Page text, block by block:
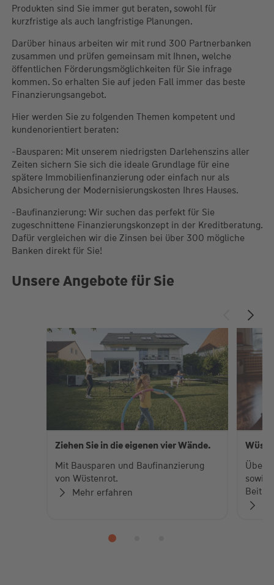
Produkten sind Sie immer gut beraten, sowohl für
kurzfristige als auch langfristige Planungen.
Darüber hinaus arbeiten wir mit rund 300 Partnerbanken
zusammen und prüfen gemeinsam mit Ihnen, welche
öffentlichen Förderungsmöglichkeiten für Sie infrage
kommen. So erhalten Sie auf jeden Fall immer das beste
Finanzierungsangebot.
Hier werden Sie zu folgenden Themen kompetent und
kundenorientiert beraten:
-Bausparen: Mit unserem niedrigsten Darlehenszins aller
Zeiten sichern Sie sich die ideale Grundlage für eine
spätere Immobilienfinanzierung oder einfach nur als
Absicherung der Modernisierungskosten Ihres Hauses.
-Baufinanzierung: Wir suchen das perfekt für Sie
zugeschnittene Finanzierungskonzept in der Kreditberatung.
Dafür vergleichen wir die Zinsen bei über 300 mögliche
Banken direkt für Sie!
Unsere Angebote für Sie
Ziehen Sie in die eigenen vier Wände.
Mit Bausparen und Baufinanzierung
von Wüstenrot.
Mehr erfahren
Über
sowie